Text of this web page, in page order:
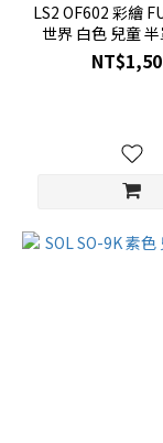
LS2 OF602 彩繪
世界 白色 兒童